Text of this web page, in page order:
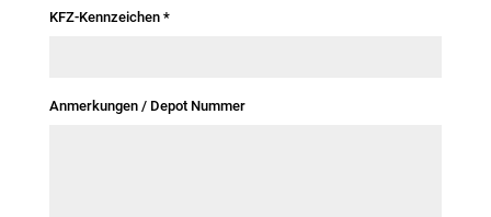
KFZ-Kennzeichen *
Anmerkungen / Depot Nummer